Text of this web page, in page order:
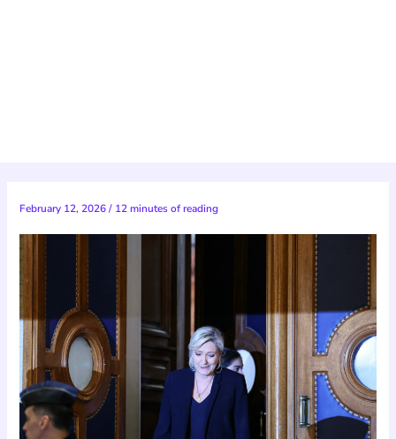
February 12, 2026/ 12 minutes of reading